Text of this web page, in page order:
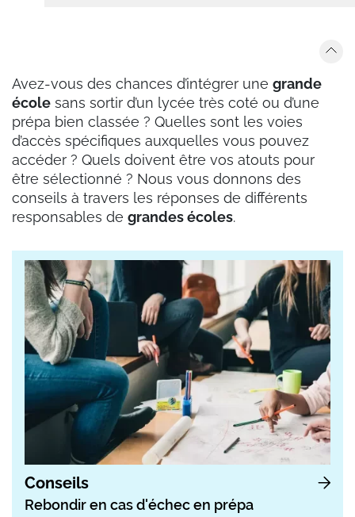
Avez-vous des chances d’intégrer une grande
école sans sortir d’un lycée très coté ou d’une
prépa bien classée ? Quelles sont les voies
d’accès spécifiques auxquelles vous pouvez
accéder ? Quels doivent être vos atouts pour
être sélectionné ? Nous vous donnons des
conseils à travers les réponses de différents
responsables de grandes écoles.
Conseils
Rebondir en cas d'échec en prépa